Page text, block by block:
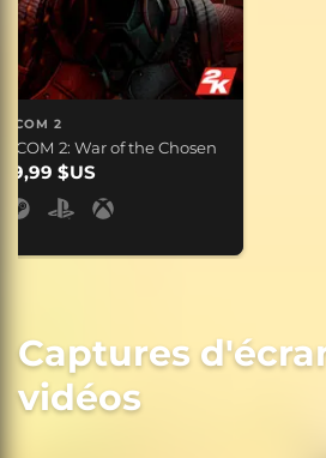
XCOM 2
XCOM 2: War of the Chosen
19,99 $US
Captures
vidéos